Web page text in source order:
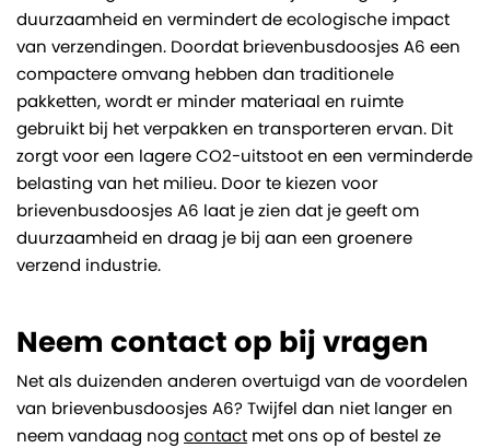
duurzaamheid en vermindert de ecologische impact
van verzendingen. Doordat brievenbusdoosjes A6 een
compactere omvang hebben dan traditionele
pakketten, wordt er minder materiaal en ruimte
gebruikt bij het verpakken en transporteren ervan. Dit
zorgt voor een lagere CO2-uitstoot en een verminderde
belasting van het milieu. Door te kiezen voor
brievenbusdoosjes A6 laat je zien dat je geeft om
duurzaamheid en draag je bij aan een groenere
verzend industrie.
Neem contact op bij vragen
Net als duizenden anderen overtuigd van de voordelen
van brievenbusdoosjes A6? Twijfel dan niet langer en
neem vandaag nog contact met ons op of bestel ze